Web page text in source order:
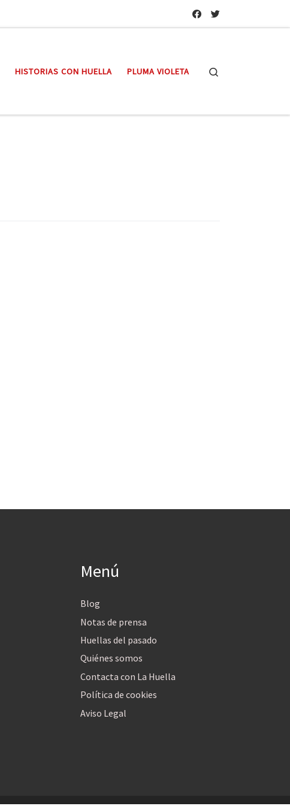
HISTORIAS CON HUELLA PLUMA VIOLETA
Menú
Blog
Notas de prensa
Huellas del pasado
Quiénes somos
Contacta con La Huella
Política de cookies
Aviso Legal